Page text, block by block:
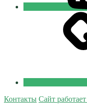
Православные
Добровольцы
Контакты Сайт